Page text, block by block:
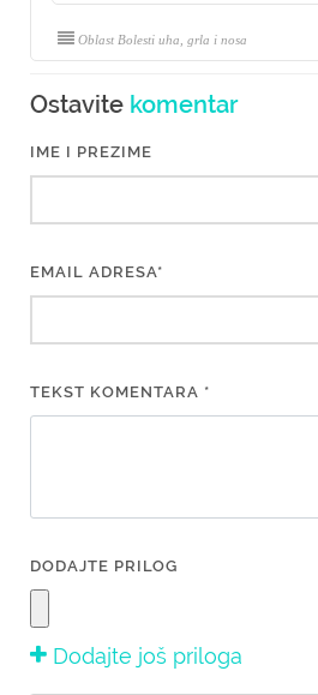
Oblast Bolesti uha, grla i nosa
Ostavite komentar
IME I PREZIME
EMAIL ADRESA*
TEKST KOMENTARA *
DODAJTE PRILOG
Dodajte još priloga